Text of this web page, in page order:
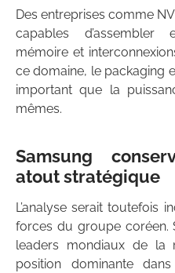
Des entreprises comme
capables d’assembler
mémoire et
ce domaine, le packaging
important que la
mêmes.
Samsung
atout stratégique
L’analyse serait toutefois
forces du groupe coréen.
leaders mondiaux de la
position dominante